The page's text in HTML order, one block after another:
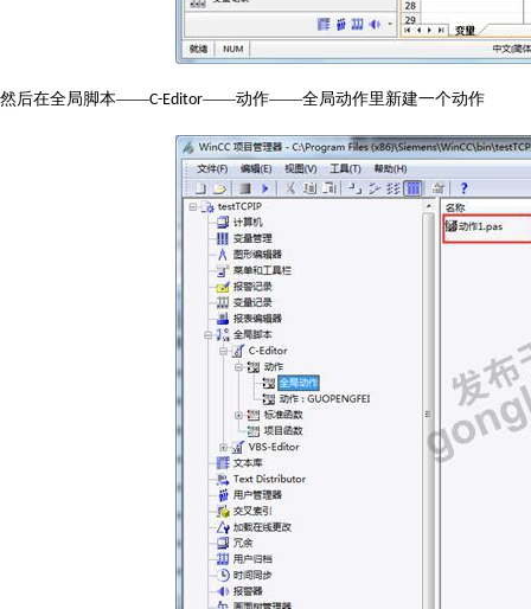
然后在全局脚本——C-Editor——动作——全局动作里新建一个动作